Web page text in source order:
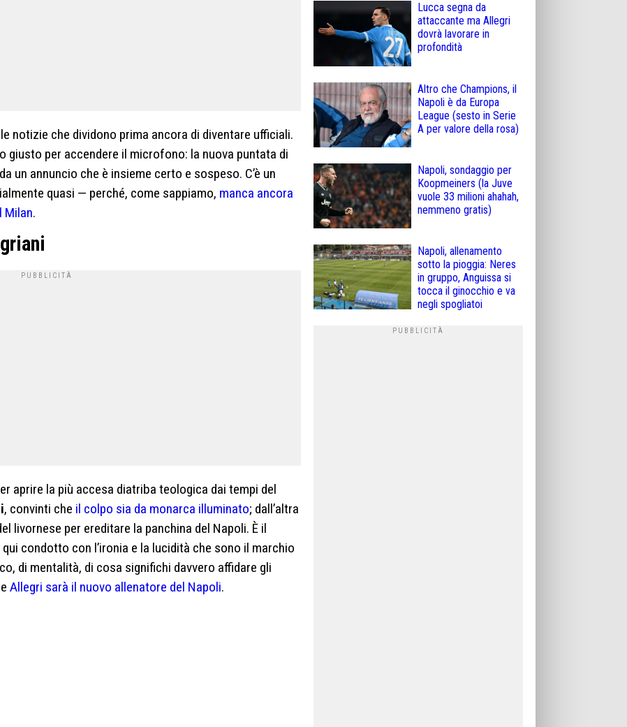
notizie che dividono prima ancora di diventare ufficiali.
giusto per accendere il microfono: la nuova puntata di
un annuncio che è insieme certo e sospeso. C’è un
quasi — perché, come sappiamo, manca ancora
Milan.
aprire la più accesa diatriba teologica dai tempi del
, convinti che il colpo sia da monarca illuminato; dall’altra
livornese per ereditare la panchina del Napoli. È il
condotto con l’ironia e la lucidità che sono il marchio
di mentalità, di cosa significhi davvero affidare gli
Allegri sarà il nuovo allenatore del Napoli.
Lucca segna da
attaccante ma Allegri
dovrà lavorare in
profondità
Altro che Champions, il
Napoli è da Europa
League (sesto in Serie
A per valore della rosa)
Napoli, sondaggio per
Koopmeiners (la Juve
vuole 33 milioni ahahah,
nemmeno gratis)
Napoli, allenamento
sotto la pioggia: Neres
in gruppo, Anguissa si
tocca il ginocchio e va
negli spogliatoi